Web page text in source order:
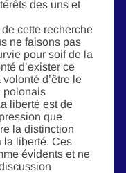
des uns et
cette recherche
ne faisons pas
pour soif de la
d’exister ce
d’être le
polonais
liberté est de
que
la distinction
la liberté. Ces
évidents et ne